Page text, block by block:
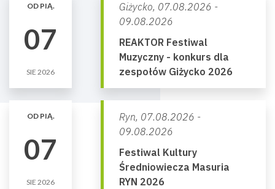
OD PIĄ.
07
SIE 2026
Giżycko, 07.08.2026 -
09.08.2026
REAKTOR Festiwal
Muzyczny - konkurs dla
zespołów Giżycko 2026
OD PIĄ.
07
SIE 2026
Ryn, 07.08.2026 -
09.08.2026
Festiwal Kultury
Średniowiecza Masuria
RYN 2026